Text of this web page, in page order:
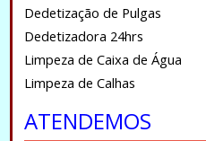
Dedetização de Pulgas
Dedetizadora 24hrs
Limpeza de Caixa de Água
Limpeza de Calhas
ATENDEMOS